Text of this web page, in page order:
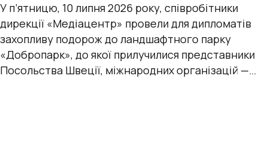
У п’ятницю, 10 липня 2026 року, cпівробітники
дирекції «Медіацентр» провели для дипломатів
захопливу подорож до ландшафтного парку
«Добропарк», до якої прилучилися представники
Посольства Швеції, міжнародних організацій —